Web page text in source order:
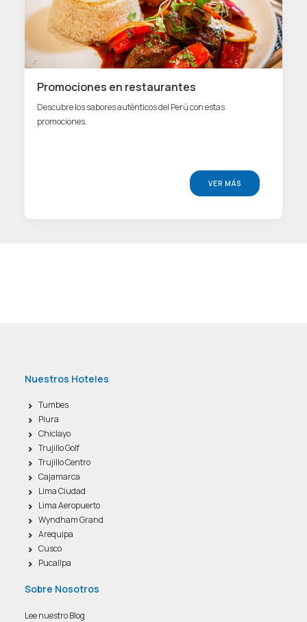
Promociones en restaurantes
Descubre los sabores auténticos del Perú con estas
promociones.
VER MÁS
Nuestros Hoteles
Tumbes
Piura
Chiclayo
Trujillo Golf
Trujillo Centro
Cajamarca
Lima Ciudad
Lima Aeropuerto
Wyndham Grand
Arequipa
Cusco
Pucallpa
Sobre Nosotros
Lee nuestro Blog